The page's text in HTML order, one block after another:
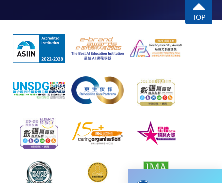
報讀同一學歷頒授課程內其他單元
個別課程為須報讀同一學歷頒授課程及其他單元或繳
程設有此服務，課程負責人會通知學員有關程序。
VISA 或 Mastercard、「微信支付」(Online WeChat
Pay) 、「支付寶」(Online Alipay) 或 「轉數快」(FPS)
繳付學費。
TOP